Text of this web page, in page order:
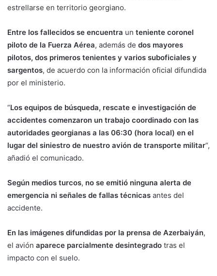
estrellarse en territorio georgiano.
Entre los fallecidos se encuentra un teniente coronel
piloto de la Fuerza Aérea, además de dos mayores
pilotos, dos primeros tenientes y varios suboficiales y
sargentos, de acuerdo con la información oficial difundida
por el ministerio.
“Los equipos de búsqueda, rescate e investigación de
accidentes comenzaron un trabajo coordinado con las
autoridades georgianas a las 06:30 (hora local) en el
lugar del siniestro de nuestro avión de transporte militar“,
añadió el comunicado.
Según medios turcos, no se emitió ninguna alerta de
emergencia ni señales de fallas técnicas antes del
accidente.
En las imágenes difundidas por la prensa de Azerbaiyán,
el avión aparece parcialmente desintegrado tras el
impacto con el suelo.